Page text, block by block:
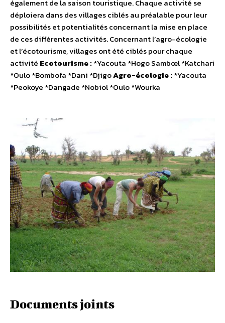
également de la saison touristique. Chaque activité se
déploiera dans des villages ciblés au préalable pour leur
possibilités et potentialités concernant la mise en place
de ces différentes activités. Concernant l’agro-écologie
et l’écotourisme, villages ont été ciblés pour chaque
activité Ecotourisme :*Yacouta *Hogo Sambœl *Katchari
*Oulo *Bombofa *Dani *DjigoAgro-écologie :*Yacouta
*Peokoye *Dangade *Nobiol *Oulo *Wourka
Documents joints